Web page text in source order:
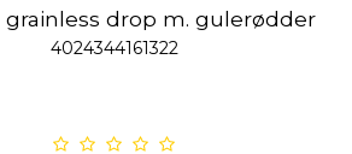
grainless drop m. gulerødder
4024344161322